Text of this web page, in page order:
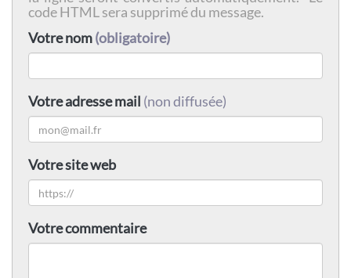
code HTML sera supprimé du message.
Votre nom(obligatoire)
Votre adresse mail (non diffusée)
Votre site web
Votre commentaire